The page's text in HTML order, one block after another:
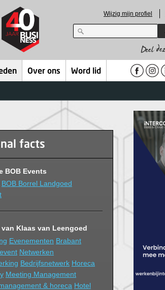
Wijzig mijn profiel
Over ons Word lid
facts
BOB Events
BOB Borrel Landgoed
van Klaas van Leengoed
Evenementen Brabant
Netwerken
Bedrijfsnetwerk Horeca
Meeting Management
& horeca Hotel